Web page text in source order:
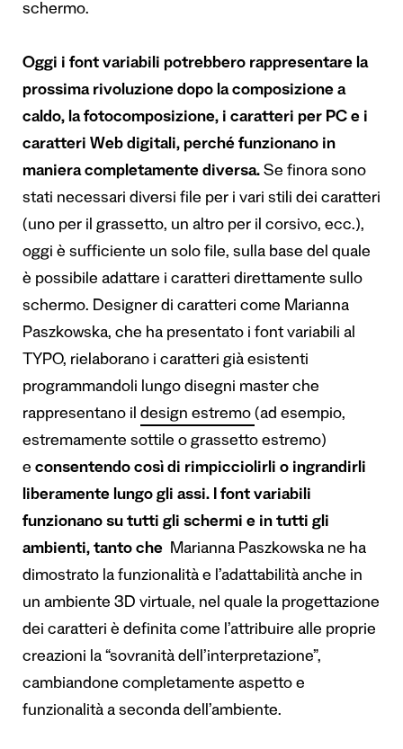
schermo.
Oggi i font variabili potrebbero rappresentare la
prossima rivoluzione dopo la composizione a
caldo, la fotocomposizione, i caratteri per PC e i
caratteri Web digitali, perché funzionano in
maniera completamente diversa. Se finora sono
stati necessari diversi file per i vari stili dei caratteri
(uno per il grassetto, un altro per il corsivo, ecc.),
oggi è sufficiente un solo file, sulla base del quale
è possibile adattare i caratteri direttamente sullo
schermo. Designer di caratteri come Marianna
Paszkowska, che ha presentato i font variabili al
TYPO, rielaborano i caratteri già esistenti
programmandoli lungo disegni master che
rappresentano il design estremo (ad esempio,
estremamente sottile o grassetto estremo)
e consentendo così di rimpicciolirli o ingrandirli
liberamente lungo gli assi. I font variabili
funzionano su tutti gli schermi e in tutti gli
ambienti, tanto che Marianna Paszkowska ne ha
dimostrato la funzionalità e l’adattabilità anche in
un ambiente 3D virtuale, nel quale la progettazione
dei caratteri è definita come l’attribuire alle proprie
creazioni la “sovranità dell’interpretazione”,
cambiandone completamente aspetto e
funzionalità a seconda dell’ambiente.